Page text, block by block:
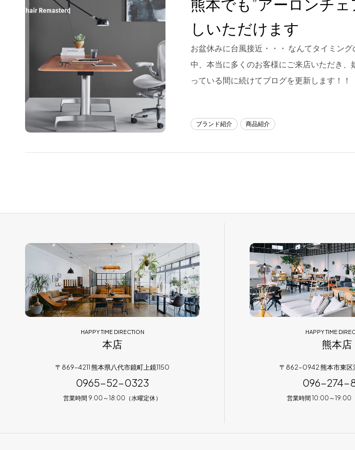
Blog
About us
for Business
熊本店
096-274-8175
0965-45-9282
熊本でも”アーロンチ
しいただけます
お盆休みに台風接近・・・ なんてタイミン
中、本当に多くのお客様にご来店いただき
っている間に続けてブログを更新します！
ブランド紹介 商品紹介
HAPPY TIME DIRECTION
本店
〒869-4211 熊本県八代市鏡町上鏡1150
0965-52-0323
営業時間 9:00～18:00（水曜定休）
HAPPY TIME
熊本店
〒862-0942 熊本市東
096-274-
営業時間 10:00～19:00